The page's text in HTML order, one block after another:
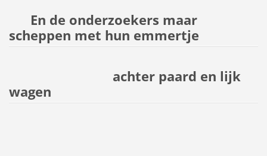
En de onderzoekers maar
scheppen met hun emmertje
achter paard en lijk
wagen